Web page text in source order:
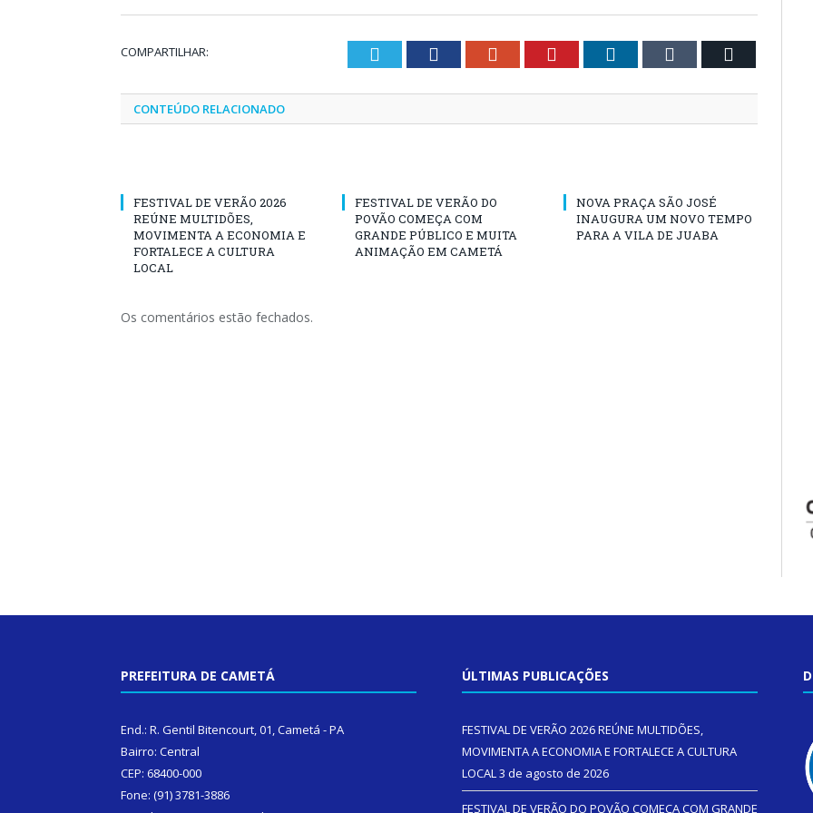
COMPARTILHAR: Twitter Facebook Google+ Pinterest LinkedIn Tumblr
CONTEÚDO RELACIONADO
FESTIVAL DE VERÃO 2026
REÚNE MULTIDÕES,
MOVIMENTA A ECONOMIA E
FORTALECE A CULTURA
LOCAL
FESTIVAL DE VERÃO DO
POVÃO COMEÇA COM
GRANDE PÚBLICO E MUITA
ANIMAÇÃO EM CAMETÁ
NOVA PRAÇA SÃO JOSÉ
INAUGURA UM NOVO TEMPO
PARA A VILA DE JUABA
Os comentários estão fechados.
PREFEITURA DE CAMETÁ
End.: R. Gentil Bitencourt, 01, Cametá - PA
Bairro: Central
CEP: 68400-000
Fone: (91) 3781-3886
ÚLTIMAS PUBLICAÇÕES
FESTIVAL DE VERÃO 2026 REÚNE MULTIDÕES,
MOVIMENTA A ECONOMIA E FORTALECE A CULTURA
LOCAL3 de agosto de 2026
FESTIVAL DE VERÃO DO POVÃO COMEÇA COM GRANDE